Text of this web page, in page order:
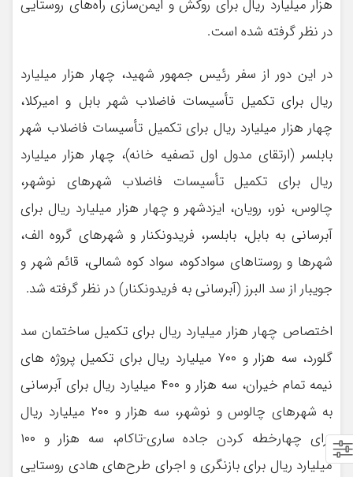
هزار میلیارد ریال برای روکش و ایمن‌سازی راه‌های روستایی
در نظر گرفته شده است.
در این دور از سفر رئیس جمهور شهید، چهار هزار میلیارد
ریال برای تکمیل تأسیسات فاضلاب شهر بابل و امیرکلا،
چهار هزار میلیارد ریال برای تکمیل تأسیسات فاضلاب شهر
بابلسر (ارتقای مدول اول تصفیه خانه)،‌ چهار هزار میلیارد
ریال برای تکمیل تأسیسات فاضلاب شهرهای‌ نوشهر،
چالوس، نور، رویان، ایزدشهر و چهار هزار میلیارد ریال برای
آبرسانی به بابل، بابلسر، فریدونکنار و شهرهای گروه الف،
شهرها و روستاهای سوادکوه، سواد کوه شمالی، قائم شهر و
جویبار از سد البرز (آبرسانی به فریدونکنار) در نظر گرفته شد.
اختصاص چهار هزار میلیارد ریال برای تکمیل ساختمان سد
گلورد، سه هزار و ۷۰۰ میلیارد ریال برای تکمیل پروژه های
نیمه تمام خیران،‌ سه هزار و ۴۰۰ میلیارد ریال برای آبرسانی
به شهرهای چالوس و نوشهر،‌ سه هزار و ۲۰۰ میلیارد ریال
برای چهارخطه کردن جاده ساری-تاکام، سه هزار و ۱۰۰
میلیارد ریال برای بازنگری و اجرای طرح‌های هادی روستایی